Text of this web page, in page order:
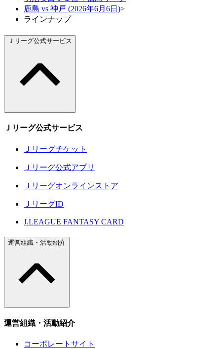
鹿島 vs 神戸 (2026年6月6日)>
ラインナップ
Ｊリーグ公式サービス
Ｊリーグ公式サービス
Ｊリーグチケット
Ｊリーグ公式アプリ
Ｊリーグオンラインストア
ＪリーグID
J.LEAGUE FANTASY CARD
運営組織・活動紹介
運営組織・活動紹介
コーポレートサイト